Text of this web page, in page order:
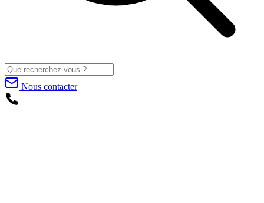
Nous contacter